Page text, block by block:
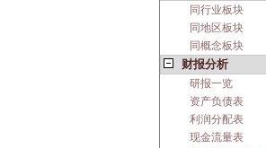
同行业板块
同地区板块
同概念板块
财报分析
研报一览
资产负债表
利润分配表
现金流量表